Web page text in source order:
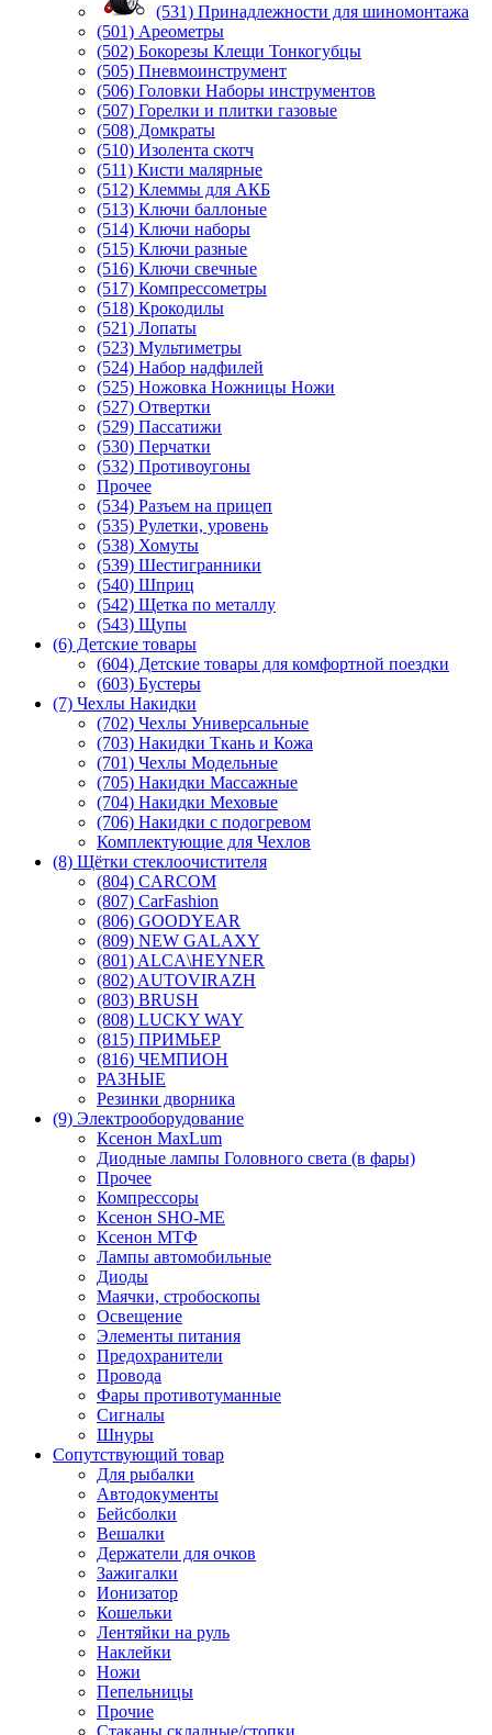
(531) Принадлежности для шиномонтажа
(501) Ареометры
(502) Бокорезы Клещи Тонкогубцы
(505) Пневмоинструмент
(506) Головки Наборы инструментов
(507) Горелки и плитки газовые
(508) Домкраты
(510) Изолента скотч
(511) Кисти малярные
(512) Клеммы для АКБ
(513) Ключи баллоные
(514) Ключи наборы
(515) Ключи разные
(516) Ключи свечные
(517) Компрессометры
(518) Крокодилы
(521) Лопаты
(523) Мультиметры
(524) Набор надфилей
(525) Ножовка Ножницы Ножи
(527) Отвертки
(529) Пассатижи
(530) Перчатки
(532) Противоугоны
Прочее
(534) Разъем на прицеп
(535) Рулетки, уровень
(538) Хомуты
(539) Шестигранники
(540) Шприц
(542) Щетка по металлу
(543) Щупы
(6) Детские товары
(604) Детские товары для комфортной поездки
(603) Бустеры
(7) Чехлы Накидки
(702) Чехлы Универсальные
(703) Накидки Ткань и Кожа
(701) Чехлы Модельные
(705) Накидки Массажные
(704) Накидки Меховые
(706) Накидки с подогревом
Комплектующие для Чехлов
(8) Щётки стеклоочистителя
(804) CARCOM
(807) CarFashion
(806) GOODYEAR
(809) NEW GALAXY
(801) ALCA\HEYNER
(802) AUTOVIRAZH
(803) BRUSH
(808) LUCKY WAY
(815) ПРИМЬЕР
(816) ЧЕМПИОН
РАЗНЫЕ
Резинки дворника
(9) Электрооборудование
Ксенон MaxLum
Диодные лампы Головного света (в фары)
Прочее
Компрессоры
Ксенон SHO-ME
Ксенон МТФ
Лампы автомобильные
Диоды
Маячки, стробоскопы
Освещение
Элементы питания
Предохранители
Провода
Фары противотуманные
Сигналы
Шнуры
Сопутствующий товар
Для рыбалки
Автодокументы
Бейсболки
Вешалки
Держатели для очков
Зажигалки
Ионизатор
Кошельки
Лентяйки на руль
Наклейки
Ножи
Пепельницы
Прочие
Стаканы складные/стопки